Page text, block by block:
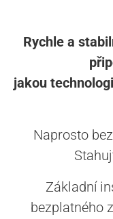
Rychle a
jakou
Naprosto
Základní
bezplatného